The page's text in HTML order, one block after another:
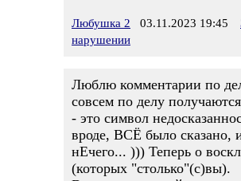
Любушка 2 03.11.2023 19:45
нарушении
Люблю комментарии по
совсем по делу
- это символ
вроде, ВСЁ было сказано,
нЕчего... ))) Теперь о
(которых "столько"(с)вы).